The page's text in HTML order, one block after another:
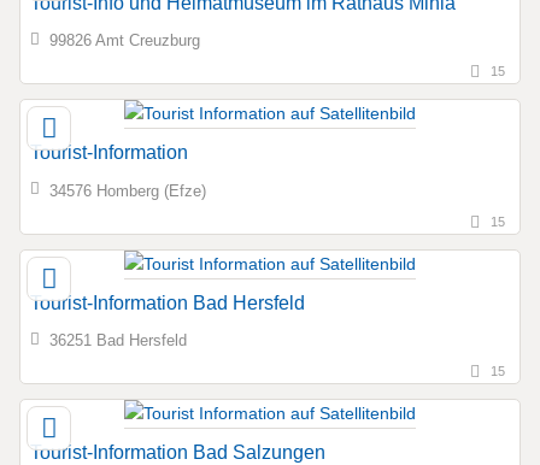
99826 Amt Creuzburg
15
Tourist-Information
34576 Homberg (Efze)
15
Tourist-Information Bad Hersfeld
36251 Bad Hersfeld
15
Tourist-Information Bad Salzungen